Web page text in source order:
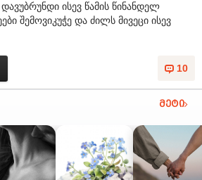
ისევ წამის წინანდელ
შემოვიკუჭე და ძილს მივეცი ისევ
10
მეტი